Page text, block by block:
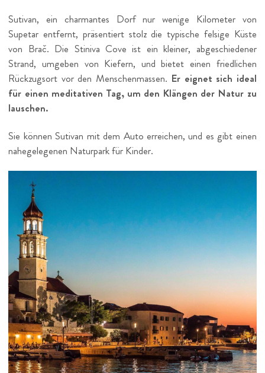
Sutivan, ein charmantes Dorf nur wenige Kilometer von
Supetar entfernt, präsentiert stolz die typische felsige Küste
von Brač. Die Stiniva Cove ist ein kleiner, abgeschiedener
Strand, umgeben von Kiefern, und bietet einen friedlichen
Rückzugsort vor den Menschenmassen. Er eignet sich ideal
für einen meditativen Tag, um den Klängen der Natur zu
lauschen.
Sie können Sutivan mit dem Auto erreichen, und es gibt einen
nahegelegenen Naturpark für Kinder.